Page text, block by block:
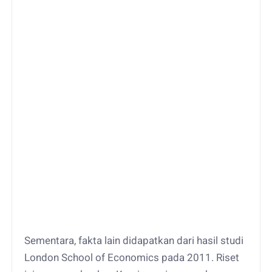
Sementara, fakta lain didapatkan dari hasil studi
London School of Economics pada 2011. Riset